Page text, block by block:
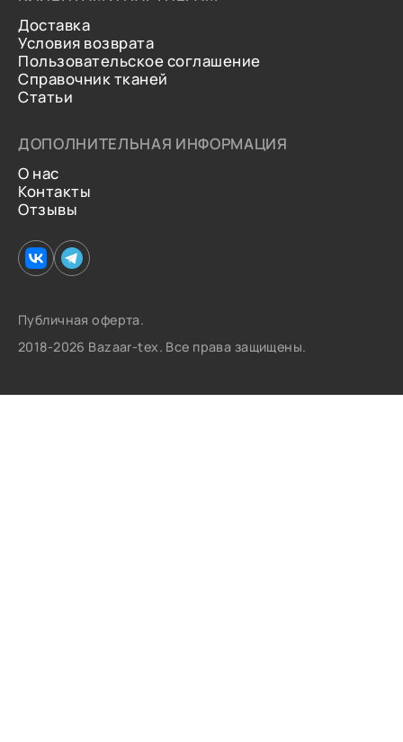
Доставка
Условия возврата
Пользовательское соглашение
Справочник тканей
Статьи
ДОПОЛНИТЕЛЬНАЯ ИНФОРМАЦИЯ
О нас
Контакты
Отзывы
Публичная оферта.
2018-2026 Bazaar-tex. Все права защищены.